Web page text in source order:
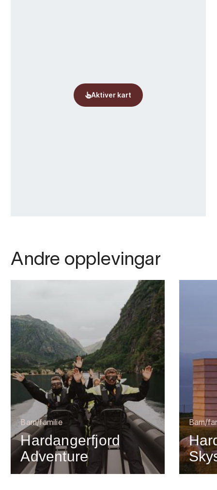
Andre opplevingar
Barn/familie
Hardangerfjord
Adventure
Barn/